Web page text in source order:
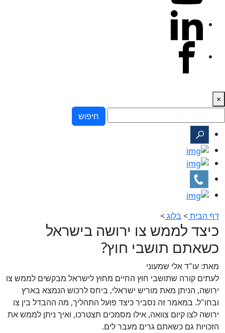
×
חיפוש
דף הבית> בלוג>
כיצד לממש צו ירושה בישראל
כשאתם תושבי חוץ?
מאת: עו"ד אלי שמעוני
לעתים קורה שתושבי חוץ החיים מחוץ לישראל מבקשים לממש צו
ירושה, הניתן מאת מוריש ישראלי, ביחס לרכוש הנמצא בארץ
ובחו"ל. במאמר זה נסביר כיצד פועל התהליך, מה ההבדל בין צו
ירושה לצו קיום צוואה, אילו מסמכים תצטרכו, ואיך ניתן לממש את
הזכויות גם כשאתם גרים מעבר לים.